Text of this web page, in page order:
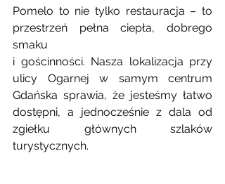
Pomelo to nie tylko restauracja – to
przestrzeń pełna ciepła, dobrego
smaku
i gościnności. Nasza lokalizacja przy
ulicy Ogarnej w samym centrum
Gdańska sprawia, że jesteśmy łatwo
dostępni, a jednocześnie z dala od
zgiełku głównych szlaków
turystycznych.